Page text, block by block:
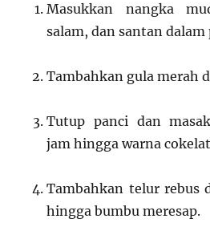
Masukkan nangka
salam, dan santan dalam
Tambahkan gula merah
Tutup panci dan
jam hingga warna
Tambahkan telur rebus
hingga bumbu meresap.